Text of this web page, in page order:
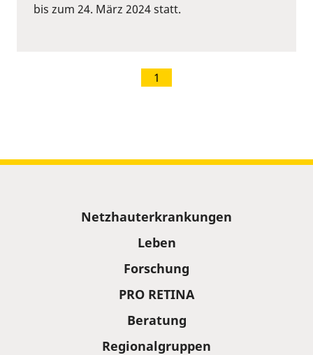
bis zum 24. März 2024 statt.
1
Netzhauterkrankungen
Leben
Forschung
PRO RETINA
Beratung
Regionalgruppen